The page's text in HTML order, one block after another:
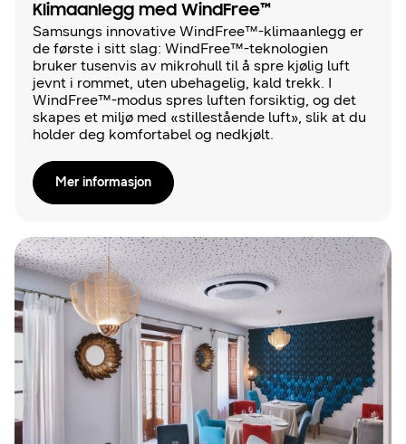
Klimaanlegg med WindFree™
Samsungs innovative WindFree™-klimaanlegg er
de første i sitt slag: WindFree™-teknologien
bruker tusenvis av mikrohull til å spre kjølig luft
jevnt i rommet, uten ubehagelig, kald trekk. I
WindFree™-modus spres luften forsiktig, og det
skapes et miljø med «stillestående luft», slik at du
holder deg komfortabel og nedkjølt.
Mer informasjon